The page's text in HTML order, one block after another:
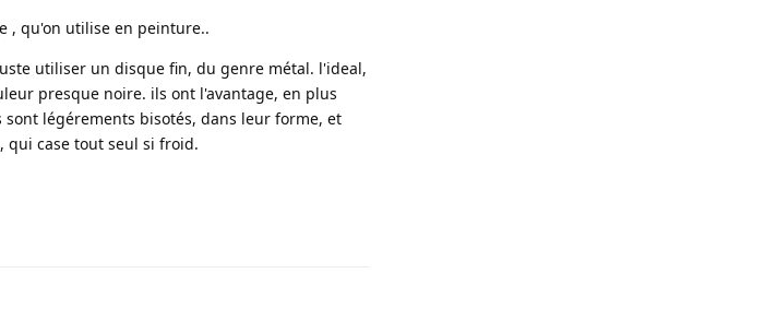
, qu'on utilise en peinture..
utiliser un disque fin, du genre métal. l'ideal,
presque noire. ils ont l'avantage, en plus
légérements bisotés, dans leur forme, et
qui case tout seul si froid.